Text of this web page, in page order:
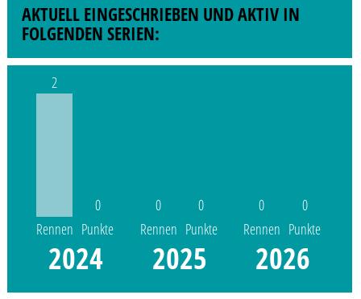
AKTUELL EINGESCHRIEBEN UND AKTIV IN
FOLGENDEN SERIEN:
2
Rennen
0
Punkte
2024
0
Rennen
0
Punkte
2025
0
Rennen
0
Punkte
2026